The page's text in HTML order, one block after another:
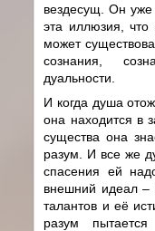
вездесущ. Он уже
эта иллюзия, что
может
сознания,
дуальности.
И когда душа
она находится в
существа она
разум. И все же
спасения ей
внешний идеал –
талантов и её
разум